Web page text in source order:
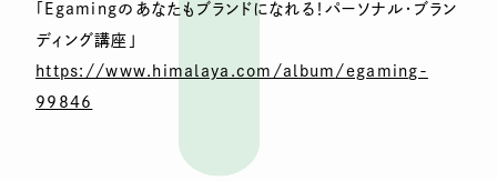
「Egamingのあなたもブランドになれる！パーソナル・ブラン
ディング講座」
https://www.himalaya.com/album /egaming-
99846